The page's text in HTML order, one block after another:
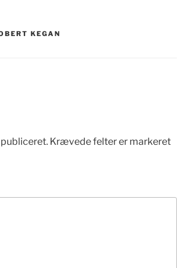
KEGAN
Krævede felter er markeret